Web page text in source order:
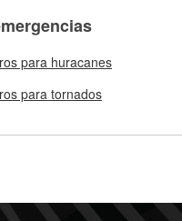
para huracanes
para tornados